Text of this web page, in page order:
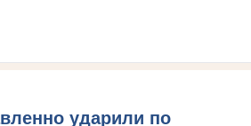
ударили по